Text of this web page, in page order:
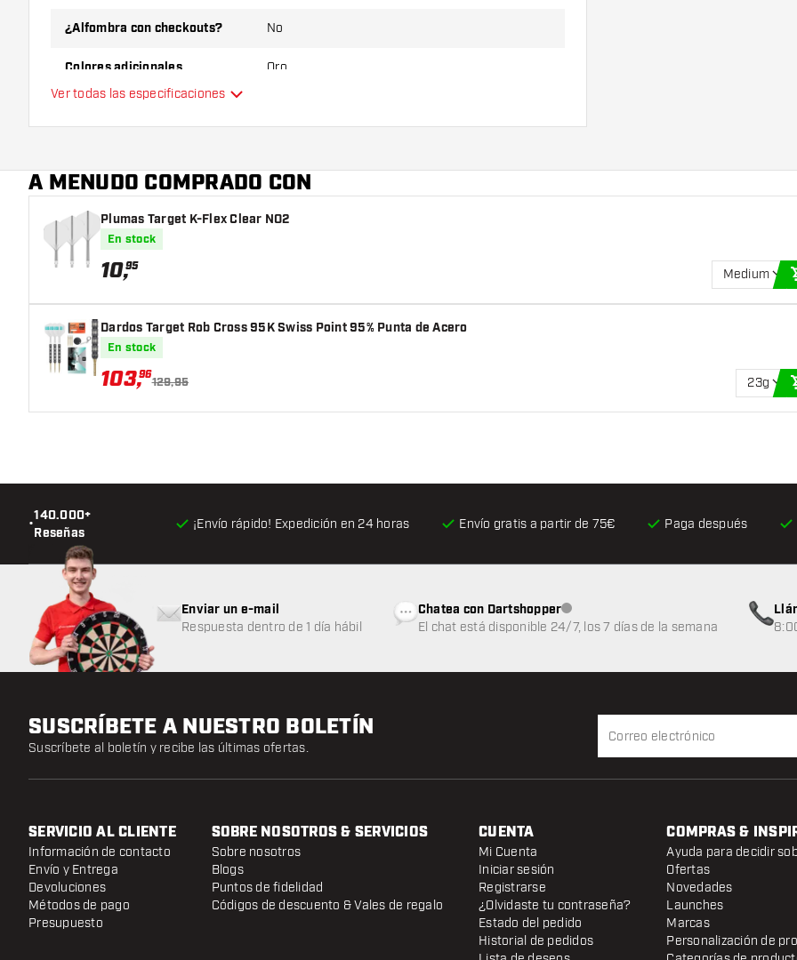
¿Alfombra con checkouts? No
Colores adicionales Oro
Ver todas las especificaciones
A MENUDO COMPRADO CON
Plumas Target K-Flex Clear NO2
En stock
10,95
Medium
Dardos Target Rob Cross 95K Swiss Point 95% Punta de Acero
En stock
103,96
129,95 23g
•
140.000+
Reseñas
¡Envío rápido! Expedición en 24 horas Envío gratis a partir de 75€ Paga después
Enviar un e-mail
Respuesta dentro de 1 día hábil
Chatea con DartshopperAtención al cliente no disponible
El chat está disponible 24/7, los 7 días de la semana
SUSCRÍBETE A NUESTRO BOLETÍN
Suscríbete al boletín y recibe las últimas ofertas.
SERVICIO AL CLIENTE
Información de contacto
Envío y Entrega
Devoluciones
Métodos de pago
Presupuesto
SOBRE NOSOTROS & SERVICIOS
Sobre nosotros
Blogs
Puntos de fidelidad
Códigos de descuento & Vales de regalo
CUENTA
Mi Cuenta
Iniciar sesión
Registrarse
¿Olvidaste tu contraseña?
Estado del pedido
Historial de pedidos
COMPRAS &
Ayuda para decidir
Ofertas
Novedades
Launches
Marcas
Personalización de